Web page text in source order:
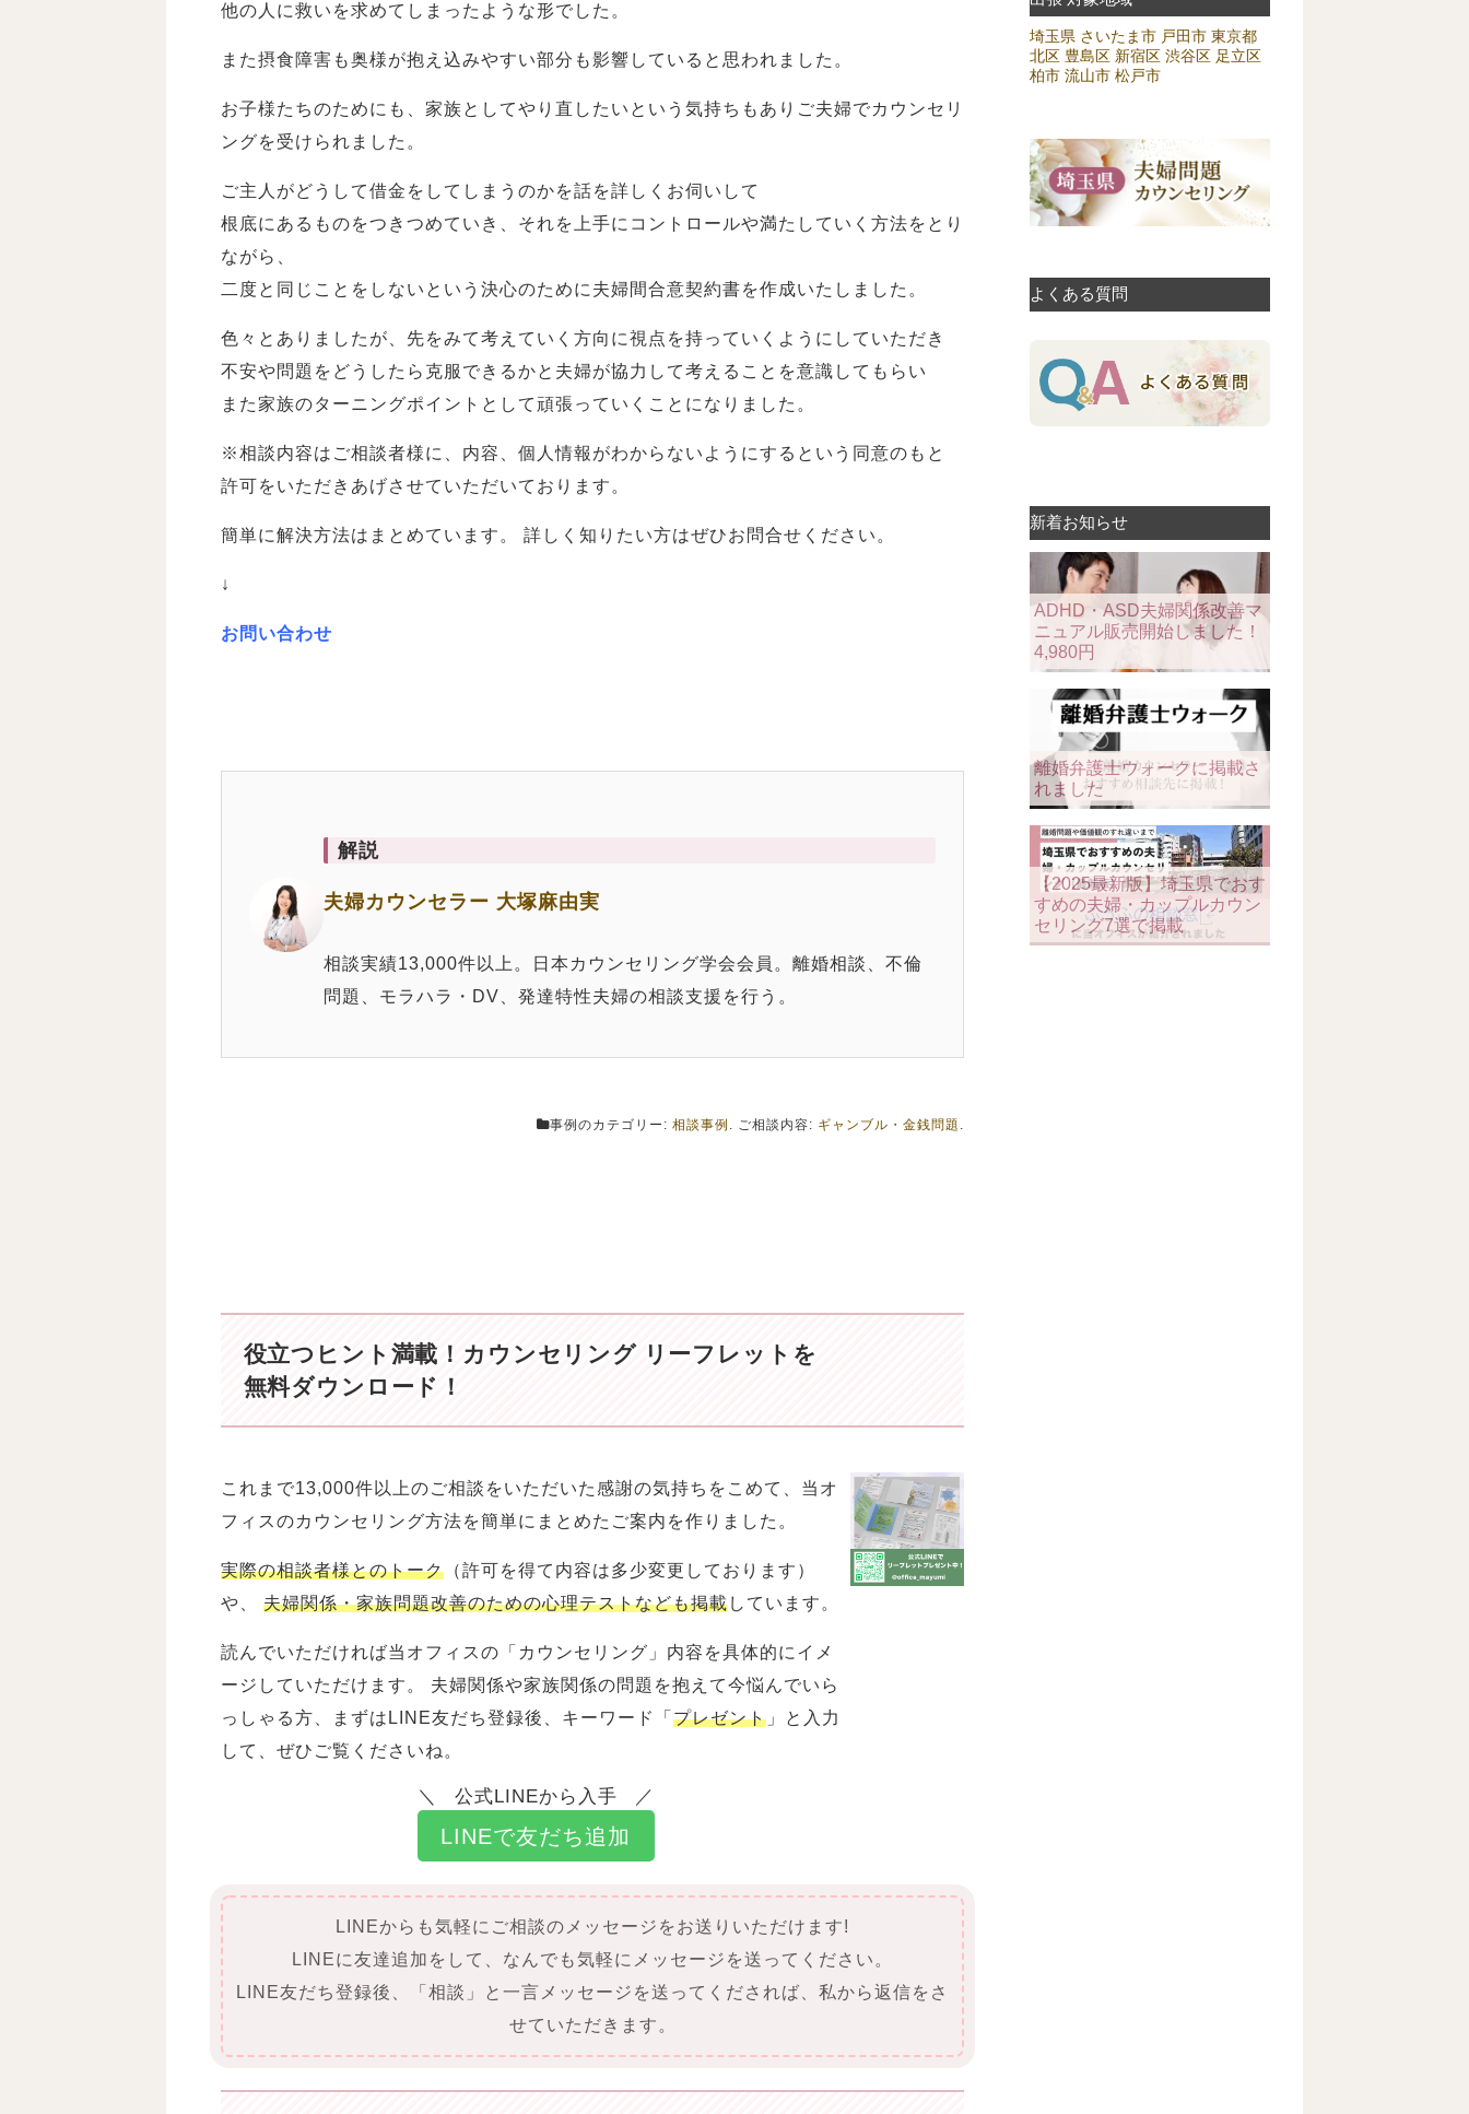
他の人に救いを求めてしまったような形でした。
また摂食障害も奥様が抱え込みやすい部分も影響していると思われました。
お子様たちのためにも、家族としてやり直したいという気持ちもありご夫婦でカウンセリ
ングを受けられました。
ご主人がどうして借金をしてしまうのかを話を詳しくお伺いして
根底にあるものをつきつめていき、それを上手にコントロールや満たしていく方法をとり
ながら、
二度と同じことをしないという決心のために夫婦間合意契約書を作成いたしました。
色々とありましたが、先をみて考えていく方向に視点を持っていくようにしていただき
不安や問題をどうしたら克服できるかと夫婦が協力して考えることを意識してもらい
また家族のターニングポイントとして頑張っていくことになりました。
※相談内容はご相談者様に、内容、個人情報がわからないようにするという同意のもと
許可をいただきあげさせていただいております。
簡単に解決方法はまとめています。 詳しく知りたい方はぜひお問合せください。
↓
お問い合わせ
解説
夫婦カウンセラー 大塚麻由実
相談実績13,000件以上。日本カウンセリング学会会員。離婚相談、不倫
問題、モラハラ・DV、発達特性夫婦の相談支援を行う。
事例のカテゴリー: 相談事例 . ご相談内容: ギャンブル・金銭問題 .
役立つヒント満載！ カウンセリング リーフレットを
無料ダウンロード！
これまで13,000件以上のご相談をいただいた感謝の気持ちをこめて、当オ
フィスのカウンセリング方法を簡単にまとめたご案内を作りました。
実際の相談者様とのトーク （許可を得て内容は多少変更しております）
や、 夫婦関係・家族問題改善のための心理テストなども掲載しています。
読んでいただければ当オフィスの「カウンセリング」内容を具体的にイメ
ージしていただけます。 夫婦関係や家族関係の問題を抱えて今悩んでいら
っしゃる方、まずはLINE友だち登録後、キーワード「 プレゼント 」と入力
して、ぜひご覧くださいね。
公式LINEから入手
LINEで友だち追加
LINEからも気軽にご相談のメッセージをお送りいただけます!
LINEに友達追加をして、なんでも気軽にメッセージを送ってください。
LINE友だち登録後、「相談」と一言メッセージを送ってくだされば、私から返信をさ
せていただきます。
埼玉県 さいたま市 戸田市 東京都
北区 豊島区 新宿区 渋谷区 足立区
柏市 流山市 松戸市
よくある質問
新着お知らせ
ADHD・ASD夫婦関係改善マ
ニュアル販売開始しました！
4,980円
離婚弁護士ウォークに掲載さ
れました
【2025最新版】埼玉県でおす
すめの夫婦・カップルカウン
セリング7選で掲載